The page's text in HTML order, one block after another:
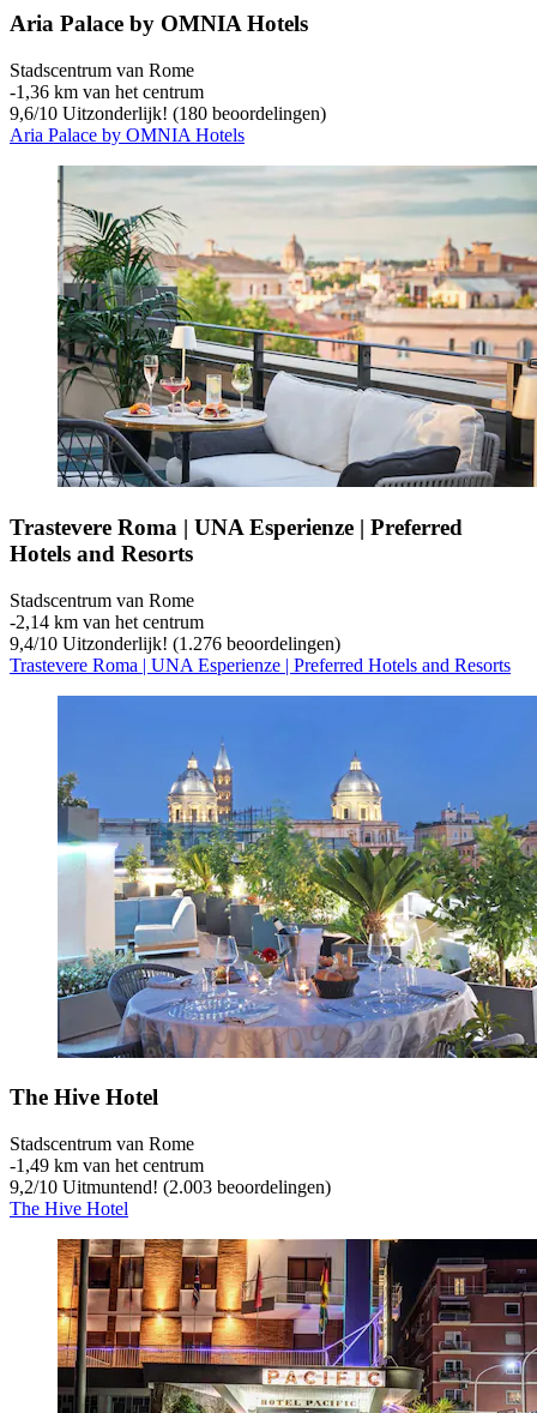
Aria Palace by OMNIA Hotels
Stadscentrum van Rome
‐1,36 km van het centrum
9,6/10 Uitzonderlijk! (180 beoordelingen)
Aria Palace by OMNIA Hotels
Trastevere Roma | UNA Esperienze | Preferred
Hotels and Resorts
Stadscentrum van Rome
‐2,14 km van het centrum
9,4/10 Uitzonderlijk! (1.276 beoordelingen)
Trastevere Roma | UNA Esperienze | Preferred Hotels and Resorts
The Hive Hotel
Stadscentrum van Rome
‐1,49 km van het centrum
9,2/10 Uitmuntend! (2.003 beoordelingen)
The Hive Hotel